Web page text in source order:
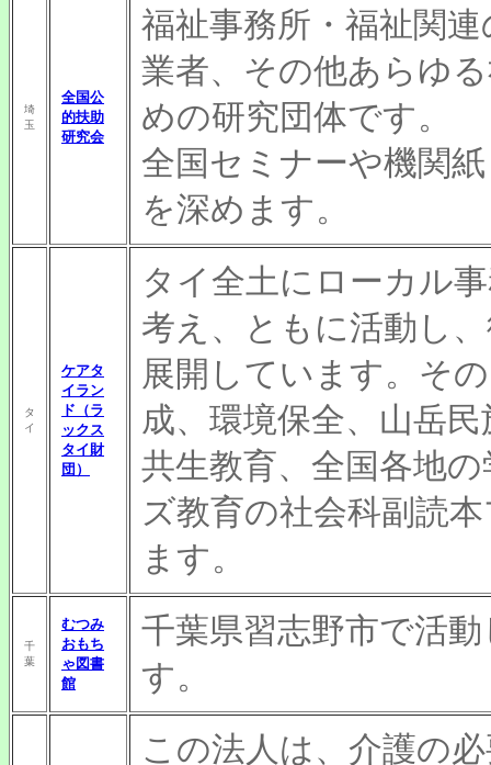
埼
玉
全国公
的扶助
研究会
福祉事務所・福祉関
業者、その他あらゆ
めの研究団体です。
全国セミナーや機関
を深めます。
タ
イ
ケアタ
イラン
ド（ラ
ックス
タイ財
団）
タイ全土にローカル
考え、ともに活動し
展開しています。そ
成、環境保全、山岳
共生教育、全国各地
ズ教育の社会科副読
ます。
千
葉
むつみ
おもち
ゃ図書
館
千葉県習志野市で活
す。
この法人は、介護の